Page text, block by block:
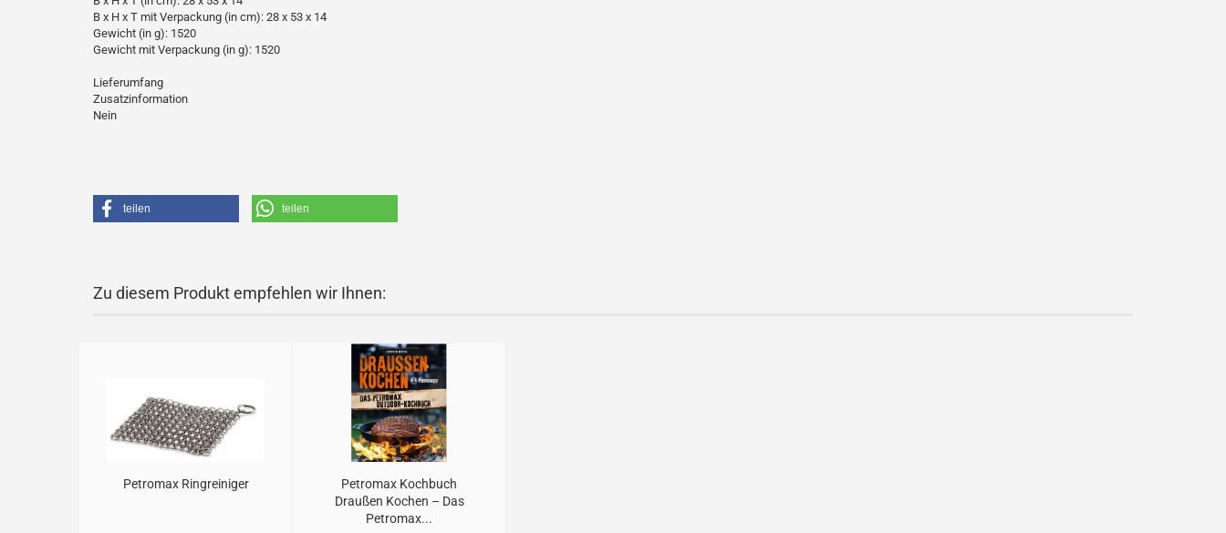
B x H x T mit Verpackung (in cm): 28 x 53 x 14
Gewicht (in g): 1520
Gewicht mit Verpackung (in g): 1520
Lieferumfang
Zusatzinformation
Nein
teilen teilen
Zu diesem Produkt empfehlen wir Ihnen:
Petromax Ringreiniger
Petromax Kochbuch
Draußen Kochen – Das
Petromax...